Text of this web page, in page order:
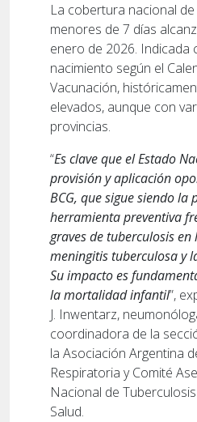
La cobertura nacional
menores de 7 días
enero de 2026. Indicada
nacimiento según el
Vacunación,
elevados, aunque con
provincias.
“Es clave que el Estado
provisión y aplicación
BCG, que sigue siendo la
herramienta preventiva
graves de tuberculosis
meningitis tuberculosa y
Su impacto es
la mortalidad infantil”,
J. Inwentarz,
coordinadora de la
la Asociación Argentina
Respiratoria y Comité
Nacional de
Salud.